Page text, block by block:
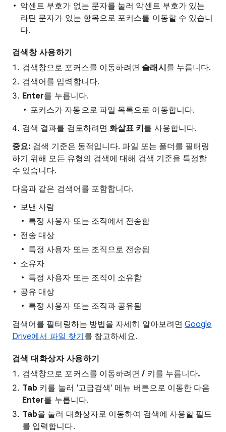
악센트 부호가 없는 문자를 눌러 악센트 부호가 있는
라틴 문자가 있는 항목으로 포커스를 이동할 수 있습니
다.
검색창 사용하기
검색창으로 포커스를 이동하려면 슬래시를 누릅니다.
검색어를 입력합니다.
Enter를 누릅니다.
포커스가 자동으로 파일 목록으로 이동합니다.
검색 결과를 검토하려면화살표 키를 사용합니다.
중요: 검색 기준은 동적입니다. 파일 또는 폴더를 필터링
하기 위해 모든 유형의 검색에 대해 검색 기준을 특정할
수 있습니다.
다음과 같은 검색어를 포함합니다.
보낸 사람
특정 사용자 또는 조직에서 전송함
전송 대상
특정 사용자 또는 조직으로 전송됨
소유자
특정 사용자 또는 조직이 소유함
공유 대상
특정 사용자 또는 조직과 공유됨
검색어를 필터링하는 방법을 자세히 알아보려면 Google
Drive에서 파일 찾기를 참고하세요.
검색 대화상자 사용하기
검색창으로 포커스를 이동하려면/ 키를 누릅니다.
Tab 키를 눌러 '고급검색' 메뉴 버튼으로 이동한 다음
Enter를 누릅니다.
Tab을 눌러 대화상자로 이동하여 검색에 사용할 필드
를 입력합니다.